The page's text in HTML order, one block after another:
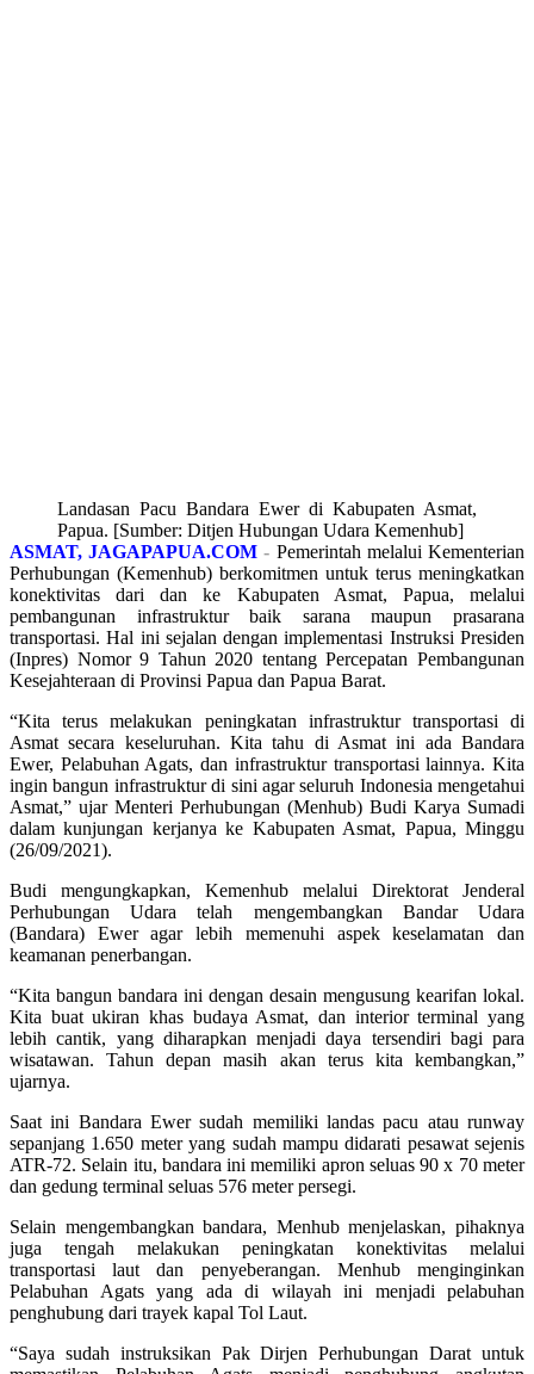
Landasan Pacu Bandara Ewer di Kabupaten Asmat,
Papua. [Sumber: Ditjen Hubungan Udara Kemenhub]
ASMAT, JAGAPAPUA.COM - Pemerintah melalui Kementerian
Perhubungan (Kemenhub) berkomitmen untuk terus meningkatkan
konektivitas dari dan ke Kabupaten Asmat, Papua, melalui
pembangunan infrastruktur baik sarana maupun prasarana
transportasi. Hal ini sejalan dengan implementasi Instruksi Presiden
(Inpres) Nomor 9 Tahun 2020 tentang Percepatan Pembangunan
Kesejahteraan di Provinsi Papua dan Papua Barat.
“Kita terus melakukan peningkatan infrastruktur transportasi di
Asmat secara keseluruhan. Kita tahu di Asmat ini ada Bandara
Ewer, Pelabuhan Agats, dan infrastruktur transportasi lainnya. Kita
ingin bangun infrastruktur di sini agar seluruh Indonesia mengetahui
Asmat,” ujar Menteri Perhubungan (Menhub) Budi Karya Sumadi
dalam kunjungan kerjanya ke Kabupaten Asmat, Papua, Minggu
(26/09/2021).
Budi mengungkapkan, Kemenhub melalui Direktorat Jenderal
Perhubungan Udara telah mengembangkan Bandar Udara
(Bandara) Ewer agar lebih memenuhi aspek keselamatan dan
keamanan penerbangan.
“Kita bangun bandara ini dengan desain mengusung kearifan lokal.
Kita buat ukiran khas budaya Asmat, dan interior terminal yang
lebih cantik, yang diharapkan menjadi daya tersendiri bagi para
wisatawan. Tahun depan masih akan terus kita kembangkan,”
ujarnya.
Saat ini Bandara Ewer sudah memiliki landas pacu atau runway
sepanjang 1.650 meter yang sudah mampu didarati pesawat sejenis
ATR-72. Selain itu, bandara ini memiliki apron seluas 90 x 70 meter
dan gedung terminal seluas 576 meter persegi.
Selain mengembangkan bandara, Menhub menjelaskan, pihaknya
juga tengah melakukan peningkatan konektivitas melalui
transportasi laut dan penyeberangan. Menhub menginginkan
Pelabuhan Agats yang ada di wilayah ini menjadi pelabuhan
penghubung dari trayek kapal Tol Laut.
“Saya sudah instruksikan Pak Dirjen Perhubungan Darat untuk